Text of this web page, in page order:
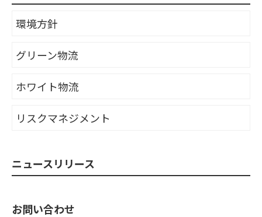
環境方針
グリーン物流
ホワイト物流
リスクマネジメント
ニュースリリース
お問い合わせ